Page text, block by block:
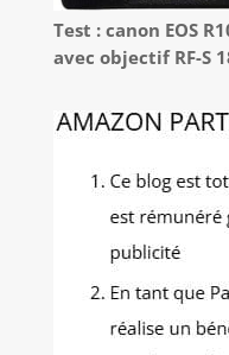
Test : canon EOS
avec objectif RF-S